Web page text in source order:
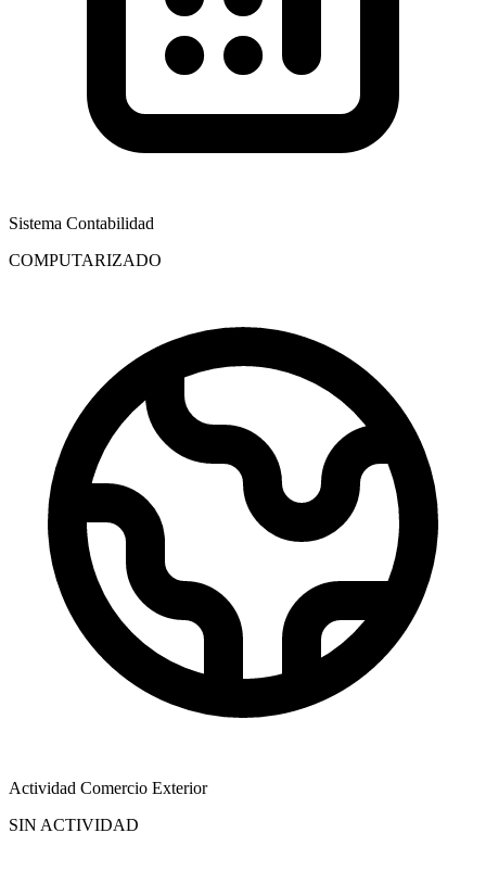
Sistema Contabilidad
COMPUTARIZADO
Actividad Comercio Exterior
SIN ACTIVIDAD